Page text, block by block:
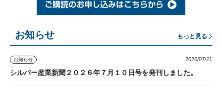
お知らせ もっと見る
お知らせ 2026/07/21
シルバー産業新聞２０２６年７月１０日号を発刊しました。